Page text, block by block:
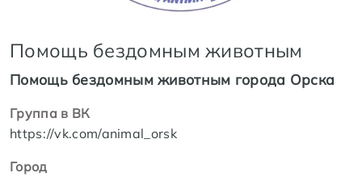
Помощь бездомным животным
Помощь бездомным животным города Орска
Группа в ВК
https://vk.com/animal_orsk
Город